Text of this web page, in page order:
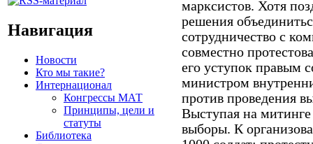
Навигация
Новости
Кто мы такие?
Интернационал
Конгрессы МАТ
Принципы, цели и
статуты
Библиотека
марксистов. Хотя
решения
сотрудничество с
совместно
его уступок правым
министром
против проведения
Выступая на
выборы. К